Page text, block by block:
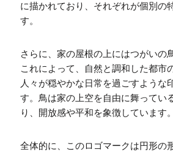
に描かれており、それぞれが個別の
す。
さらに、家の屋根の上にはつがいの
これによって、自然と調和した都市
人々が穏やかな日常を過ごすような
す。鳥は家の上空を自由に舞ってい
り、開放感や平和を象徴しています。
全体的に、このロゴマークは円形の